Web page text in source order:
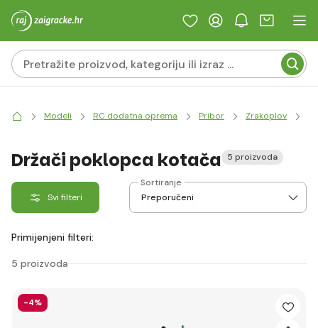
Modeli RC dodatna oprema Pribor Zrakoplov
Držači poklopca kotača 5 proizvoda
Svi filteri
Sortiranje
Primijenjeni filteri:
5 proizvoda
-4%